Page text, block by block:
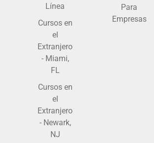
Línea
Cursos en
el
Extranjero
- Miami,
FL
Cursos en
el
Extranjero
- Newark,
NJ
Para
Empresas